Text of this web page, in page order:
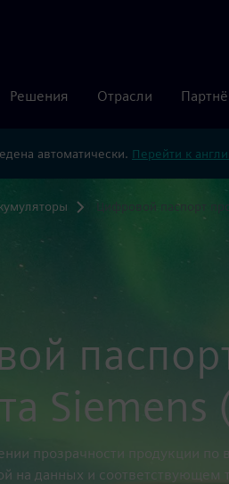
Решения Отрасли
автоматически. Перейти к
Цифровой паспорт
Siemens
прозрачности продукции по
на данных и соответствующем